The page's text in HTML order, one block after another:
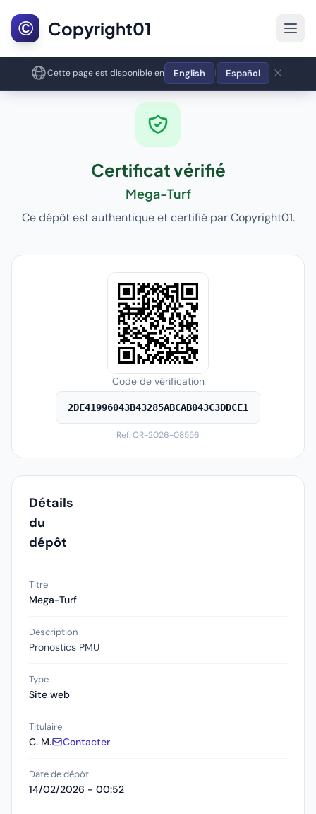
© Copyright01
Cette page est disponible en English | Español
Certificat vérifié
Mega-Turf
Ce dépôt est authentique et certifié par Copyright01.
Code de vérification
2DE41996043B43285ABCAB043C3DDCE1
Ref: CR-2026-08556
Détails
du
dépôt
Titre
Mega-Turf
Description
Pronostics PMU
Type
Site web
Titulaire
C. M. Contacter
Date de dépôt
14/02/2026 - 00:52